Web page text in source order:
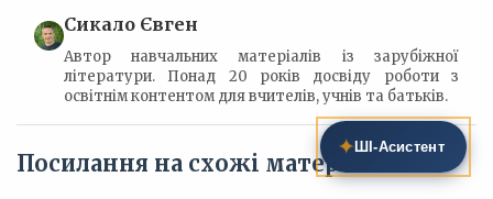
Сикало Євген
Автор навчальних матеріалів із зарубіжної
літератури. Понад 20 років досвіду роботи з
освітнім контентом для вчителів, учнів та батьків.
Посилання на схожі матеріали:
✦ ШІ‑Асистент